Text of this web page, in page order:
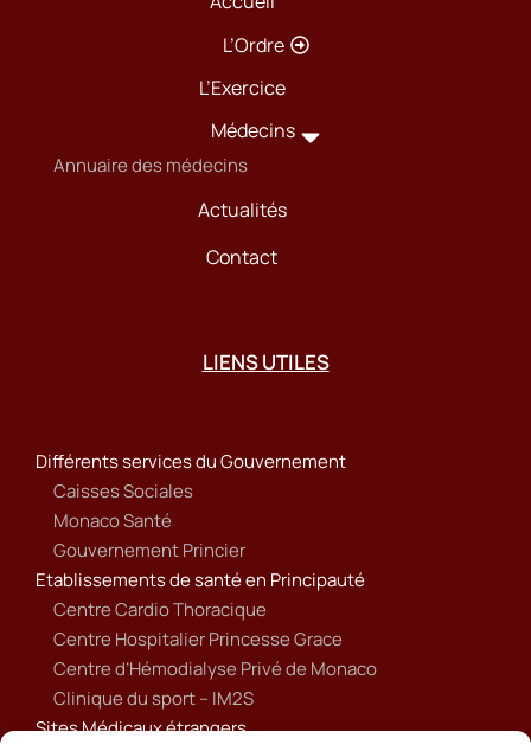
L’Ordre
L’Exercice
Médecins
Annuaire des médecins
Actualités
Contact
LIENS UTILES
Différents services du Gouvernement
Caisses Sociales
Monaco Santé
Gouvernement Princier
Etablissements de santé en Principauté
Centre Cardio Thoracique
Centre Hospitalier Princesse Grace
Centre d’Hémodialyse Privé de Monaco
Clinique du sport – IM2S
Sites Médicaux étrangers